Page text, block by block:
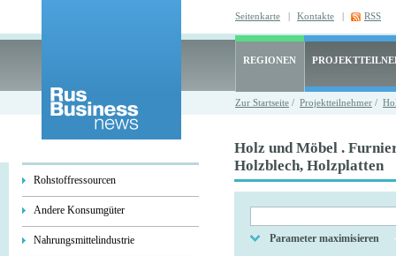
Seitenkarte | Kontakte | RSS
REGIONEN
Zur Startseite / Projektteilnehmer /
Rohstoffressourcen
Andere Konsumgüter
Nahrungsmittelindustrie
Holz und Möbel .
Holzblech, Holzplatten
Parameter maximisieren